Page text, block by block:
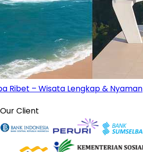
Ribet – Wisata Lengkap & Nyaman
Our Client